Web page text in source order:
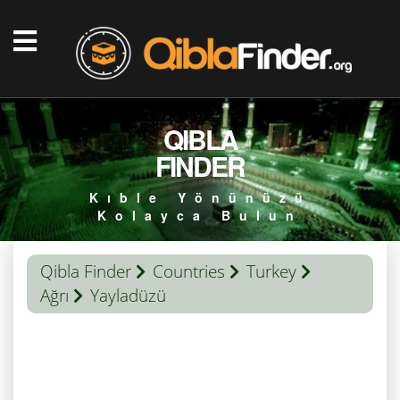
QIBLA
FINDER
Kıble Yönünüzü
Kolayca Bulun
Qibla Finder Countries
Turkey
Ağrı
Yayladüzü